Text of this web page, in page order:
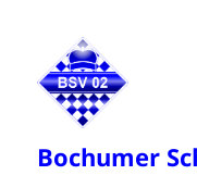
Bochumer